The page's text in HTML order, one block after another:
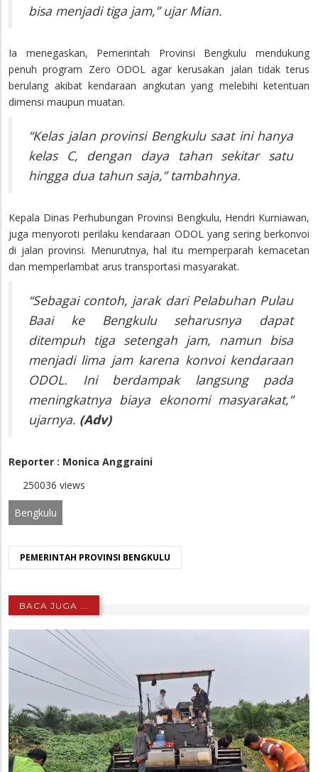
bisa menjadi tiga jam,” ujar Mian.
Ia menegaskan, Pemerintah Provinsi Bengkulu mendukung
penuh program Zero ODOL agar kerusakan jalan tidak terus
berulang akibat kendaraan angkutan yang melebihi ketentuan
dimensi maupun muatan.
“Kelas jalan provinsi Bengkulu saat ini hanya
kelas C, dengan daya tahan sekitar satu
hingga dua tahun saja,” tambahnya.
Kepala Dinas Perhubungan Provinsi Bengkulu, Hendri Kurniawan,
juga menyoroti perilaku kendaraan ODOL yang sering berkonvoi
di jalan provinsi. Menurutnya, hal itu memperparah kemacetan
dan memperlambat arus transportasi masyarakat.
“Sebagai contoh, jarak dari Pelabuhan Pulau
Baai ke Bengkulu seharusnya dapat
ditempuh tiga setengah jam, namun bisa
menjadi lima jam karena konvoi kendaraan
ODOL. Ini berdampak langsung pada
meningkatnya biaya ekonomi masyarakat,”
ujarnya. (Adv)
Reporter : Monica Anggraini
250036 views
Bengkulu
PEMERINTAH PROVINSI BENGKULU
BACA JUGA ...